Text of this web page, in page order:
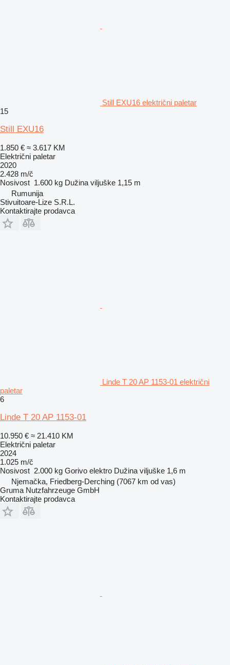
Still EXU16 električni paletar
15
Still EXU16
1.850 € ≈ 3.617 KM
Električni paletar
2020
2.428 m/č
Nosivost 1.600 kg Dužina viljuške 1,15 m
Rumunija
Stivuitoare-Lize S.R.L.
Kontaktirajte prodavca
Linde T 20 AP 1153-01 električni
paletar
6
Linde T 20 AP 1153-01
10.950 € ≈ 21.410 KM
Električni paletar
2024
1.025 m/č
Nosivost 2.000 kg Gorivo elektro Dužina viljuške 1,6 m
Njemačka, Friedberg-Derching (7067 km od vas)
Gruma Nutzfahrzeuge GmbH
Kontaktirajte prodavca